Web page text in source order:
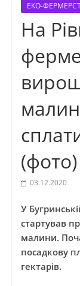
ЕКО-
На
(фото)
03.12.2020
У
стартував
малини.
посадкову
гектарів.